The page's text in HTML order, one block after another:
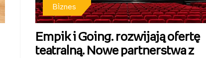
Biznes
Empik i Going. rozwijają ofertę
teatralną. Nowe partnerstwa z